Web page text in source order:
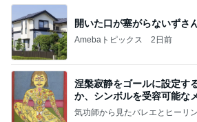
開いた口が塞がらないずさ
Amebaトピックス 2日前
涅槃寂静をゴールに設定す
か、シンボルを受容可能な
ことが
気功師から見たバレエとヒーリ